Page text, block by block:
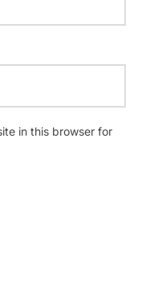
in this browser for